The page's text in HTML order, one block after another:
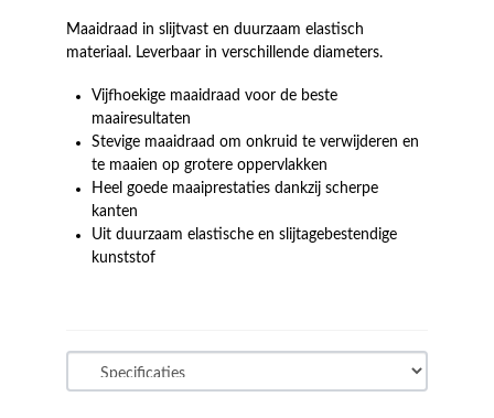
Maaidraad in slijtvast en duurzaam elastisch
materiaal. Leverbaar in verschillende diameters.
Vijfhoekige maaidraad voor de beste
maairesultaten
Stevige maaidraad om onkruid te verwijderen en
te maaien op grotere oppervlakken
Heel goede maaiprestaties dankzij scherpe
kanten
Uit duurzaam elastische en slijtagebestendige
kunststof